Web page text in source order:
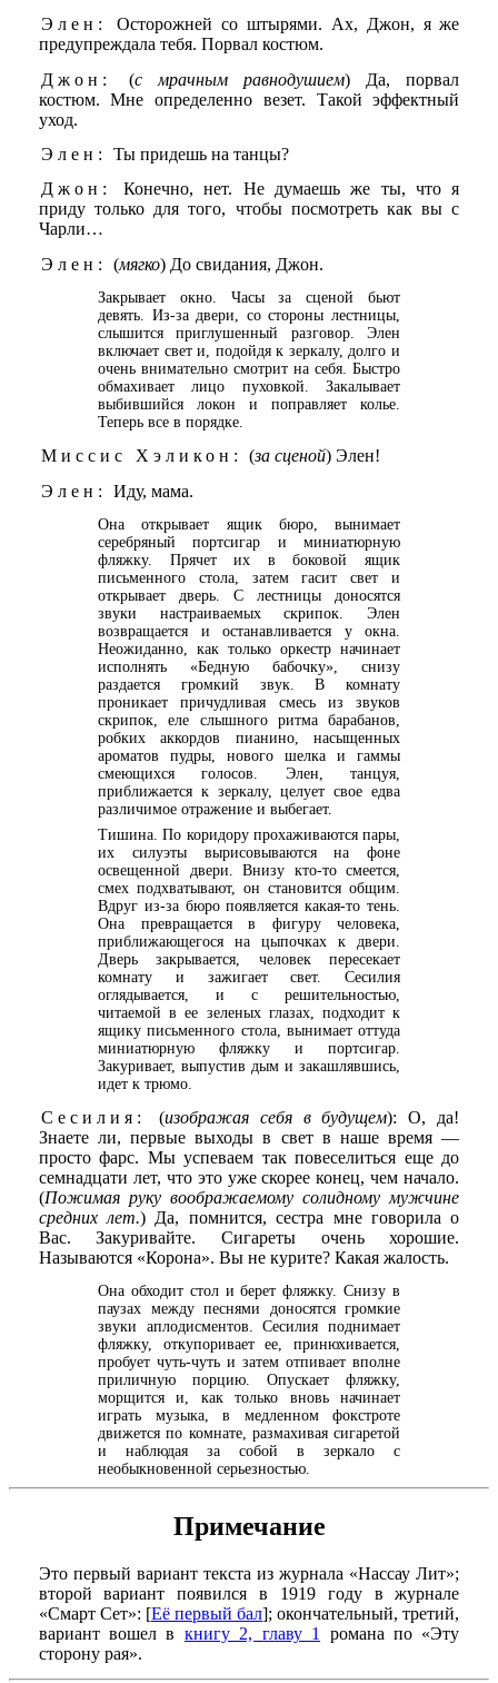
Элен:
Осторожней со штырями. Ах, Джон, я же
предупреждала тебя. Порвал костюм.
Джон:
(с мрачным равнодушием) Да, порвал
костюм. Мне определенно везет. Такой эффектный
уход.
Элен:
Ты придешь на танцы?
Джон:
Конечно, нет. Не думаешь же ты, что я
приду только для того, чтобы посмотреть как вы с
Чарли…
Элен:
(мягко) До свидания, Джон.
Закрывает окно. Часы за сценой бьют
девять. Из-за двери, со стороны лестницы,
слышится приглушенный разговор. Элен
включает свет и, подойдя к зеркалу, долго и
очень внимательно смотрит на себя. Быстро
обмахивает лицо пуховкой. Закалывает
выбившийся локон и поправляет колье.
Теперь все в порядке.
Миссис Хэликон: (за сценой) Элен!
Элен:
Иду, мама.
Она открывает ящик бюро, вынимает
серебряный портсигар и миниатюрную
фляжку. Прячет их в боковой ящик
письменного стола, затем гасит свет и
открывает дверь. С лестницы доносятся
звуки настраиваемых скрипок. Элен
возвращается и останавливается у окна.
Неожиданно, как только оркестр начинает
исполнять «Бедную бабочку», снизу
раздается громкий звук. В комнату
проникает причудливая смесь из звуков
скрипок, еле слышного ритма барабанов,
робких аккордов пианино, насыщенных
ароматов пудры, нового шелка и гаммы
смеющихся голосов. Элен, танцуя,
приближается к зеркалу, целует свое едва
различимое отражение и выбегает.
Тишина. По коридору прохаживаются пары,
их силуэты вырисовываются на фоне
освещенной двери. Внизу кто-то смеется,
смех подхватывают, он становится общим.
Вдруг из-за бюро появляется какая-то тень.
Она превращается в фигуру человека,
приближающегося на цыпочках к двери.
Дверь закрывается, человек пересекает
комнату и зажигает свет. Сесилия
оглядывается, и с решительностью,
читаемой в ее зеленых глазах, подходит к
ящику письменного стола, вынимает оттуда
миниатюрную фляжку и портсигар.
Закуривает, выпустив дым и закашлявшись,
идет к трюмо.
Сесилия: (изображая себя в будущем): О, да!
Знаете ли, первые выходы в свет в наше время —
просто фарс. Мы успеваем так повеселиться еще до
семнадцати лет, что это уже скорее конец, чем начало.
(Пожимая руку воображаемому солидному мужчине
средних лет.) Да, помнится, сестра мне говорила о
Вас. Закуривайте. Сигареты очень хорошие.
Называются «Корона». Вы не курите? Какая жалость.
Она обходит стол и берет фляжку. Снизу в
паузах между песнями доносятся громкие
звуки аплодисментов. Сесилия поднимает
фляжку, откупоривает ее, принюхивается,
пробует чуть-чуть и затем отпивает вполне
приличную порцию. Опускает фляжку,
морщится и, как только вновь начинает
играть музыка, в медленном фокстроте
движется по комнате, размахивая сигаретой
и наблюдая за собой в зеркало с
необыкновенной серьезностью.
Примечание
Это первый вариант текста из журнала «Нассау Лит»;
второй вариант появился в 1919 году в журнале
«Смарт Сет»: [Её первый бал]; окончательный, третий,
вариант вошел в книгу 2, главу 1
романа по «Эту
сторону рая».